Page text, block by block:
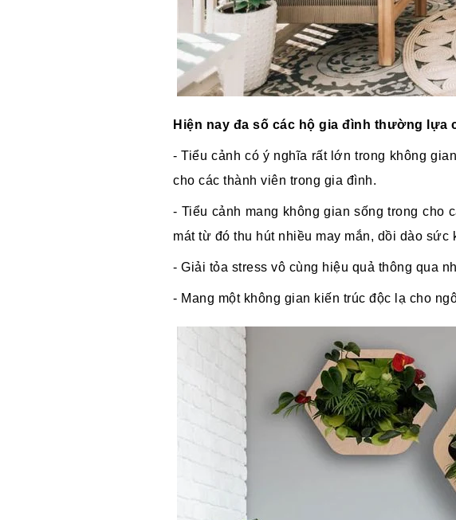
Hiện nay đa số các hộ gia đình thường
- Tiểu cảnh có ý nghĩa rất lớn trong không
cho các thành viên trong gia đình.
- Tiểu cảnh mang không gian sống trong
mát từ đó thu hút nhiều may mắn, dồi dào sức
- Giải tỏa stress vô cùng hiệu quả thông qua
- Mang một không gian kiến trúc độc lạ cho